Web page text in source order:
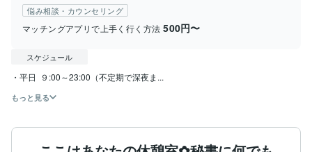
悩み相談・カウンセリング
マッチングアプリで上手く行く方法 500円〜
スケジュール
・平日  ９:00～23:00（不定期で深夜ま...
もっと見る